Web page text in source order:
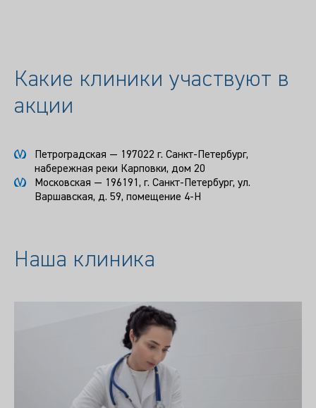
Какие клиники участвуют в
акции
Петроградская — 197022 г. Санкт-Петербург,
набережная реки Карповки, дом 20
Московская — 196191, г. Санкт-Петербург, ул.
Варшавская, д. 59, помещение 4-Н
Наша клиника